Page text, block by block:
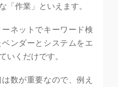
「作業」といえます。
ネットでキーワード検
ンダーとシステムをエ
いくだけです。
数が重要なので、例え